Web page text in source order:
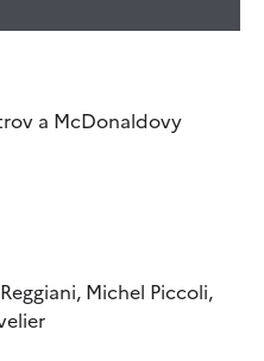
a McDonaldovy
Michel Piccoli,